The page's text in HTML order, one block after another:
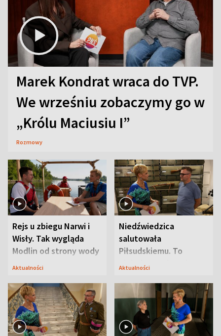
Marek Kondrat wraca do TVP.
We wrześniu zobaczymy go w
„Królu Maciusiu I”
Rozmowy
Rejs u zbiegu Narwi i
Wisły. Tak wygląda
Modlin od strony wody
Aktualności
Niedźwiedzica
salutowała
Piłsudskiemu. To
niejedyna tajemnica
Aktualności